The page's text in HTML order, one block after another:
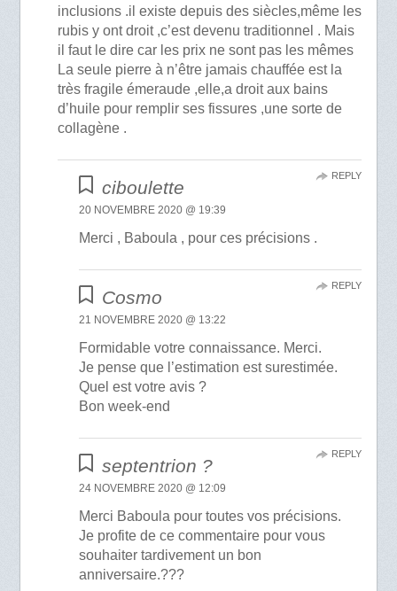
inclusions .il existe depuis des siècles,même les
rubis y ont droit ,c’est devenu traditionnel . Mais
il faut le dire car les prix ne sont pas les mêmes
La seule pierre à n’être jamais chauffée est la
très fragile émeraude ,elle,a droit aux bains
d’huile pour remplir ses fissures ,une sorte de
collagène .
ciboulette
20 NOVEMBRE 2020 @ 19:39
Merci , Baboula , pour ces précisions .
REPLY
Cosmo
21 NOVEMBRE 2020 @ 13:22
Formidable votre connaissance. Merci.
Je pense que l’estimation est surestimée.
Quel est votre avis ?
Bon week-end
REPLY
septentrion ?
24 NOVEMBRE 2020 @ 12:09
Merci Baboula pour toutes vos précisions.
Je profite de ce commentaire pour vous
souhaiter tardivement un bon
anniversaire.???
REPLY